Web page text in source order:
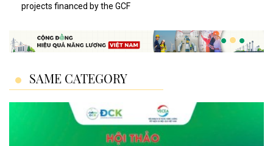
projects financed by the GCF
SAME CATEGORY